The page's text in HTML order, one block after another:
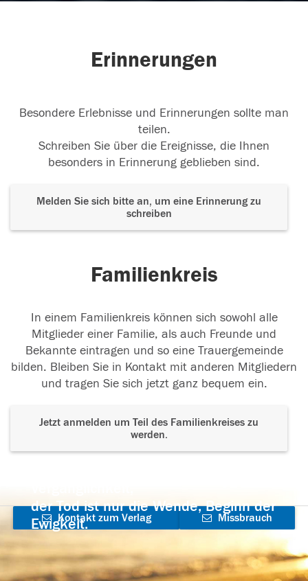
Erinnerungen
Besondere Erlebnisse und Erinnerungen sollte man
teilen.
Schreiben Sie über die Ereignisse, die Ihnen
besonders in Erinnerung geblieben sind.
Melden Sie sich bitte an, um eine Erinnerung zu
schreiben
Familienkreis
In einem Familienkreis können sich sowohl alle
Mitglieder einer Familie, als auch Freunde und
Bekannte eintragen und so eine Trauergemeinde
bilden. Bleiben Sie in Kontakt mit anderen Mitgliedern
und tragen Sie sich jetzt ganz bequem ein.
Jetzt anmelden um Teil des Familienkreises zu
werden.
der Tod ist nur die Wende, Beginn der
Ewigkeit.
Kontakt zum Verlag
aufnehmen
Missbrauch